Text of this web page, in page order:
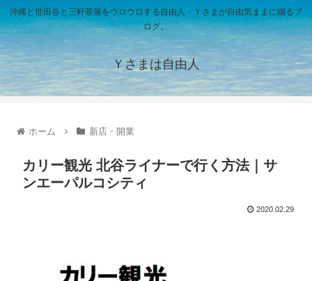
沖縄と世田谷と三軒茶屋をウロウロする自由人・Ｙさまが自由気ままに綴るブ
ログ。
Ｙさまは自由人
ホーム 新店・開業
カリー観光 北谷ライナーで行く方法｜サ
ンエーパルコシティ
2020.02.29